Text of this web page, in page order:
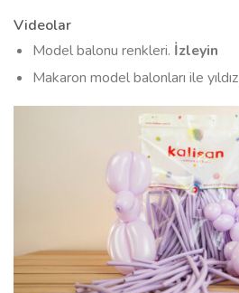
Videolar
Model balonu renkleri. İzleyin
Makaron model balonları ile yıldız